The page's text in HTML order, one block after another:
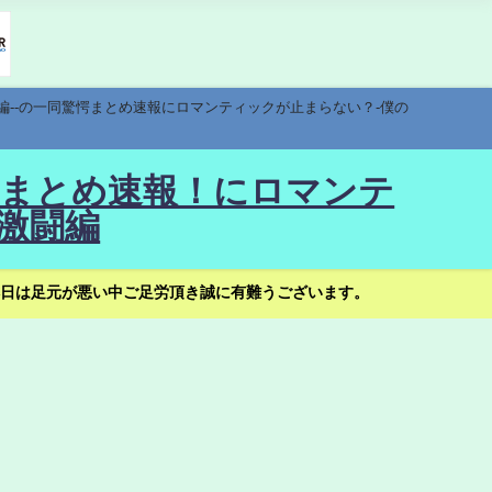
の一同驚愕まとめ速報にロマンティックが止まらない？-僕の
とめ速報！にロマンテ
闘編
足元が悪い中ご足労頂き誠に有難うございます。